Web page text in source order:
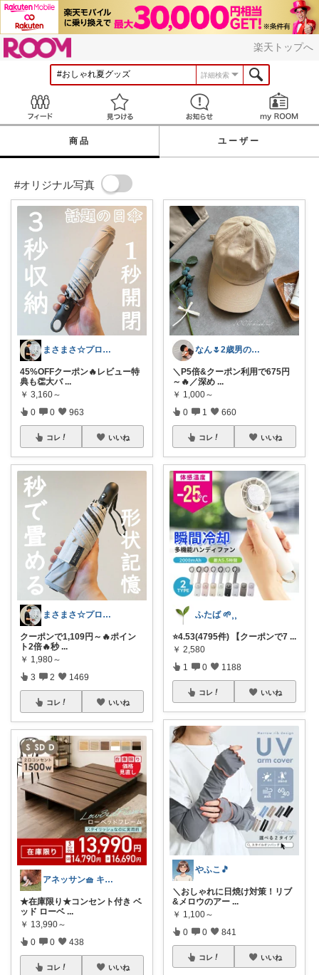
楽天トップへ
詳細検索
見つける お知らせ
商品 ユーザー
#オリジナル写真
まさまさ☆プロフも見てね✨
45%OFFクーポン🔥レビュー特
典も👏大バ ...
￥ 3,160～
0 0 963
コレ いいね
まさまさ☆プロフも見てね✨
クーポンで1,109円～🔥ポイン
ト2倍🔥秒 ...
￥ 1,980～
3 2 1469
コレ いいね
アネッサン🧺 キッチンと暮らしの実用品
★在庫限り★コンセント付き ベ
ッド ローベ ...
￥ 13,990～
0 0 438
コレ いいね
なん🌷2歳男の子ママ⿻*.アイコン変更
＼P5倍&クーポン利用で675円
～🔥／深め ...
￥ 1,000～
0 1 660
コレ いいね
ふたば 🌱⸒⸒
⭐️4.53(4795件) 【クーポンで7 ...
￥ 2,580
1 0 1188
コレ いいね
やふこ🎵
＼おしゃれに日焼け対策！リブ
&メロウのアー ...
￥ 1,100～
0 0 841
コレ いいね